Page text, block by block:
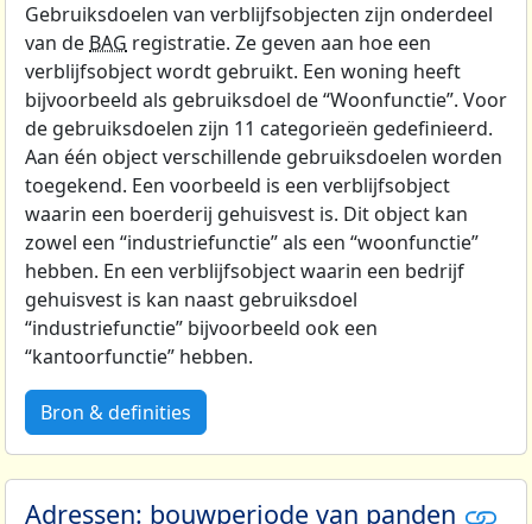
Gebruiksdoelen van verblijfsobjecten zijn onderdeel
van de BAG registratie. Ze geven aan hoe een
verblijfsobject wordt gebruikt. Een woning heeft
bijvoorbeeld als gebruiksdoel de “Woonfunctie”. Voor
de gebruiksdoelen zijn 11 categorieën gedefinieerd.
Aan één object verschillende gebruiksdoelen worden
toegekend. Een voorbeeld is een verblijfsobject
waarin een boerderij gehuisvest is. Dit object kan
zowel een “industriefunctie” als een “woonfunctie”
hebben. En een verblijfsobject waarin een bedrijf
gehuisvest is kan naast gebruiksdoel
“industriefunctie” bijvoorbeeld ook een
“kantoorfunctie” hebben.
Bron & definities
Adressen: bouwperiode van panden